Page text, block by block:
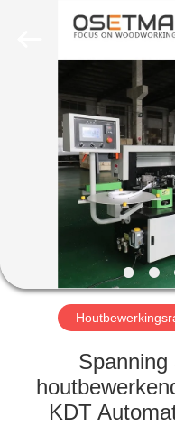
HUIS
PRODUCTEN
ONGEVEER
KDT